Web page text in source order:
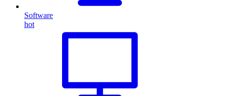
Software
hot